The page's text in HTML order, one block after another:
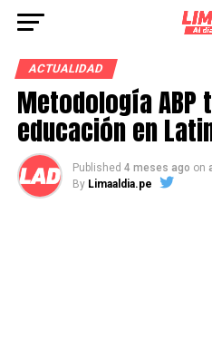
ACTUALIDAD
Metodología
educación en
Published 4 meses ago on
By Limaaldia.pe